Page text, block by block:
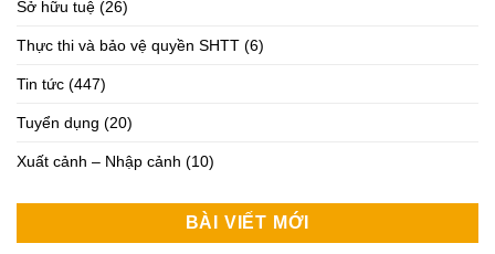
Sở hữu tuệ (26)
Thực thi và bảo vệ quyền SHTT (6)
Tin tức (447)
Tuyển dụng (20)
Xuất cảnh – Nhập cảnh (10)
BÀI VIẾT MỚI